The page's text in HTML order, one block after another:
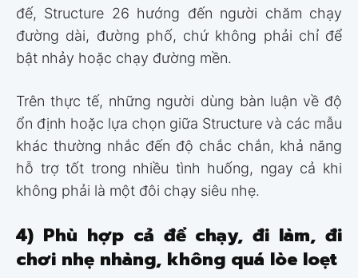
đế, Structure 26 hướng đến người chăm chạy
đường dài, đường phố, chứ không phải chỉ để
bật nhảy hoặc chạy đường mền.
Trên thực tế, những người dùng bàn luận về độ
ổn định hoặc lựa chọn giữa Structure và các mẫu
khác thường nhắc đến độ chắc chắn, khả năng
hỗ trợ tốt trong nhiều tình huống, ngay cả khi
không phải là một đôi chạy siêu nhẹ.
4) Phù hợp cả để chạy, đi làm, đi
chơi nhẹ nhàng, không quá lòe loẹt